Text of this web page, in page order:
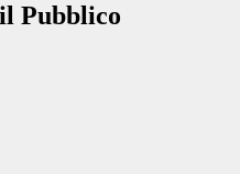
Pubblico